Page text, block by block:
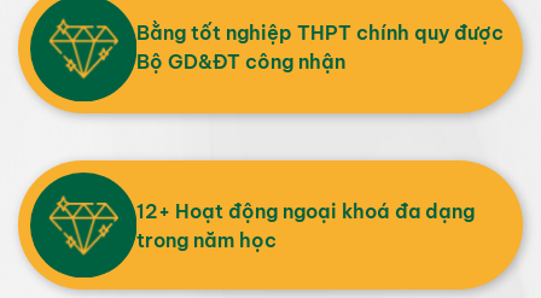
Bằng tốt nghiệp THPT chính quy được
Bộ GD&ĐT công nhận
12+ Hoạt động ngoại khoá đa dạng
trong năm học